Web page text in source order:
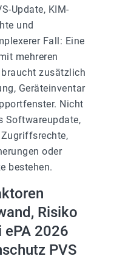
Update, KIM-
und
Fall: Eine
mehreren
zusätzlich
Geräteinventar
Nicht
Softwareupdate,
oder
bestehen.
Risiko
ePA 2026
PVS